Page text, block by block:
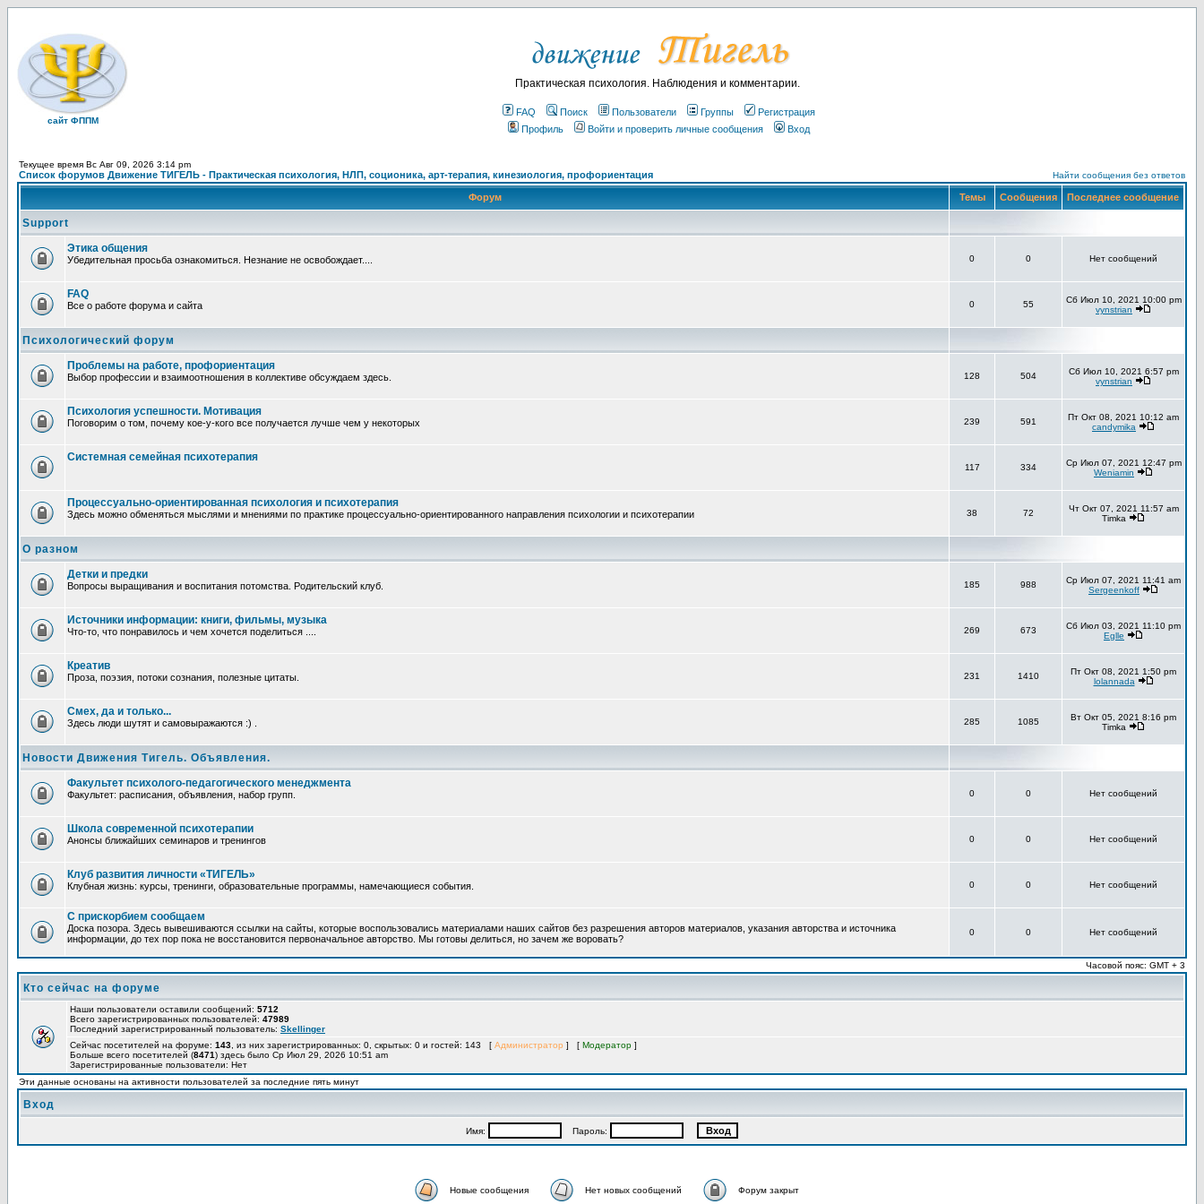
сайт ФППМ
Практическая психология. Наблюдения и комментарии.
FAQ Поиск Пользователи Группы
Регистрация
Профиль
Войти и проверить личные сообщения Вход
Текущее время Вс Авг 09, 2026 3:14 pm
Список форумов Движение ТИГЕЛЬ - Практическая психология, НЛП, соционика, арт-терапия, кинезиология, профориентация Найти сообщения без ответов
Форум Темы Сообщения Последнее сообщение
Support
Этика общения
Убедительная просьба ознакомиться. Незнание не освобождает.... 0 0 Нет сообщений
FAQ
Все о работе форума и сайта 0 55
Сб Июл 10, 2021 10:00 pm
vynstrian
Психологический форум
Проблемы на работе, профориентация
Выбор профессии и взаимоотношения в коллективе обсуждаем здесь. 128 504
Сб Июл 10, 2021 6:57 pm
vynstrian
Психология успешности. Мотивация
Поговорим о том, почему кое-у-кого все получается лучше чем у некоторых 239 591
Пт Окт 08, 2021 10:12 am
candymika
Системная семейная психотерапия
117 334
Ср Июл 07, 2021 12:47 pm
Weniamin
Процессуально-ориентированная психология и психотерапия
Здесь можно обменяться мыслями и мнениями по практике процессуально-ориентированного направления психологии и психотерапии 38 72
Чт Окт 07, 2021 11:57 am
Timka
О разном
Детки и предки
Вопросы выращивания и воспитания потомства. Родительский клуб. 185 988
Ср Июл 07, 2021 11:41 am
Sergeenkoff
Источники информации: книги, фильмы, музыка
Что-то, что понравилось и чем хочется поделиться .... 269 673
Сб Июл 03, 2021 11:10 pm
Eglle
Креатив
Проза, поэзия, потоки сознания, полезные цитаты. 231 1410
Пт Окт 08, 2021 1:50 pm
lolannada
Смех, да и только...
Здесь люди шутят и самовыражаются :) . 285 1085
Вт Окт 05, 2021 8:16 pm
Timka
Новости Движения Тигель. Объявления.
Факультет психолого-педагогического менеджмента
Факультет: расписания, объявления, набор групп. 0 0 Нет сообщений
Школа современной психотерапии
Анонсы ближайших семинаров и тренингов 0 0 Нет сообщений
Клуб развития личности «ТИГЕЛЬ»
Клубная жизнь: курсы, тренинги, образовательные программы, намечающиеся события. 0 0 Нет сообщений
С прискорбием сообщаем
Доска позора. Здесь вывешиваются ссылки на сайты, которые воспользовались материалами наших сайтов без разрешения авторов материалов, указания авторства и источника
информации, до тех пор пока не восстановится первоначальное авторство. Мы готовы делиться, но зачем же воровать?
0 0 Нет сообщений
Часовой пояс: GMT + 3
Кто сейчас на форуме
Наши пользователи оставили сообщений: 5712
Всего зарегистрированных пользователей: 47989
Последний зарегистрированный пользователь: Skellinger
Сейчас посетителей на форуме: 143 , из них зарегистрированных: 0, скрытых: 0 и гостей: 143 [ Администратор ] [ Модератор ]
Больше всего посетителей (8471) здесь было Ср Июл 29, 2026 10:51 am
Зарегистрированные пользователи: Нет
Эти данные основаны на активности пользователей за последние пять минут
Вход
Имя: Пароль:
Новые сообщения Нет новых сообщений Форум закрыт